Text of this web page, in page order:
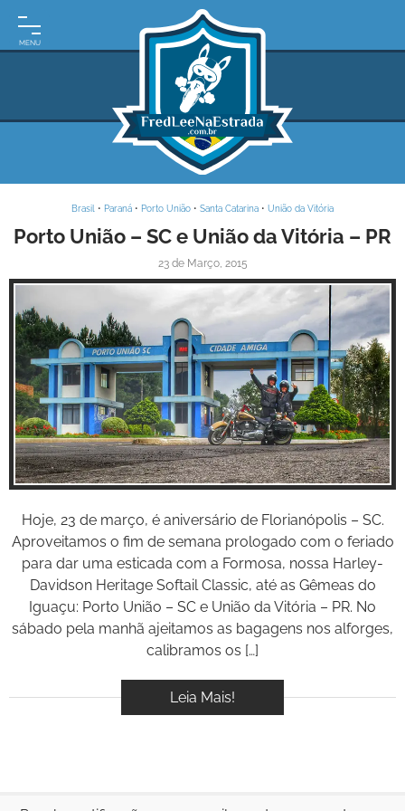
INÍCIO
DE
VIAGEM
MAPAS
RODOVIÁRIOS
E-
BOOK
VÍDEOS
Brasil • Paraná • Porto União • Santa Catarina • União da Vitória
Porto União – SC e União da Vitória – PR
23 de Março, 2015
Inspire-se!
Hoje, 23 de março, é aniversário de Florianópolis – SC.
Aproveitamos o fim de semana prologado com o feriado
para dar uma esticada com a Formosa, nossa Harley-
Davidson Heritage Softail Classic, até as Gêmeas do
Iguaçu: Porto União – SC e União da Vitória – PR. No
sábado pela manhã ajeitamos as bagagens nos alforges,
calibramos os […]
Leia Mais!